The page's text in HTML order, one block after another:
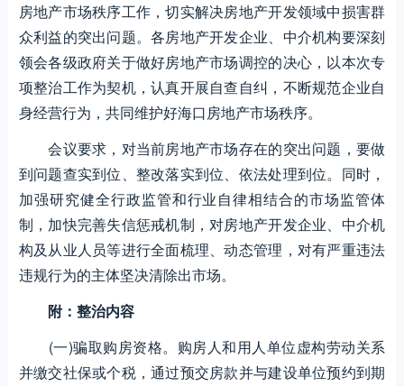
房地产市场秩序工作，切实解决房地产开发领域中损害群
众利益的突出问题。各房地产开发企业、中介机构要深刻
领会各级政府关于做好房地产市场调控的决心，以本次专
项整治工作为契机，认真开展自查自纠，不断规范企业自
身经营行为，共同维护好海口房地产市场秩序。
会议要求，对当前房地产市场存在的突出问题，要做
到问题查实到位、整改落实到位、依法处理到位。同时，
加强研究健全行政监管和行业自律相结合的市场监管体
制，加快完善失信惩戒机制，对房地产开发企业、中介机
构及从业人员等进行全面梳理、动态管理，对有严重违法
违规行为的主体坚决清除出市场。
附：整治内容
(一)骗取购房资格。购房人和用人单位虚构劳动关系
并缴交社保或个税，通过预交房款并与建设单位预约到期